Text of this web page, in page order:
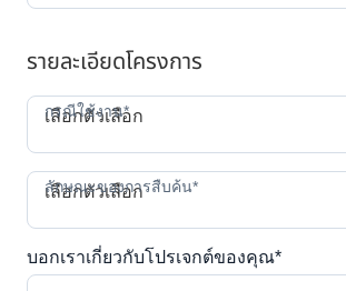
รายละเอียดโครงการ
กรณีใช้งาน*
เลือกตัวเลือก
ลักษณะของการสืบค้น*
เลือกตัวเลือก
บอกเราเกี่ยวกับโปรเจกต์ของคุณ*